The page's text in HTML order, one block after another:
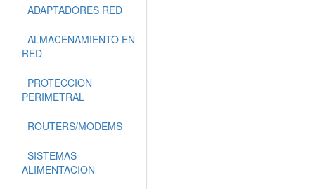
ADAPTADORES RED
ALMACENAMIENTO EN
RED
PROTECCION
PERIMETRAL
ROUTERS/MODEMS
SISTEMAS
ALIMENTACION